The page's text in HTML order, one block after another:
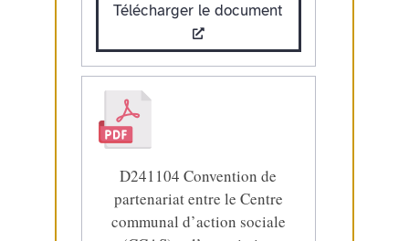
Télécharger le document
D241104 Convention de
partenariat entre le Centre
communal d’action sociale